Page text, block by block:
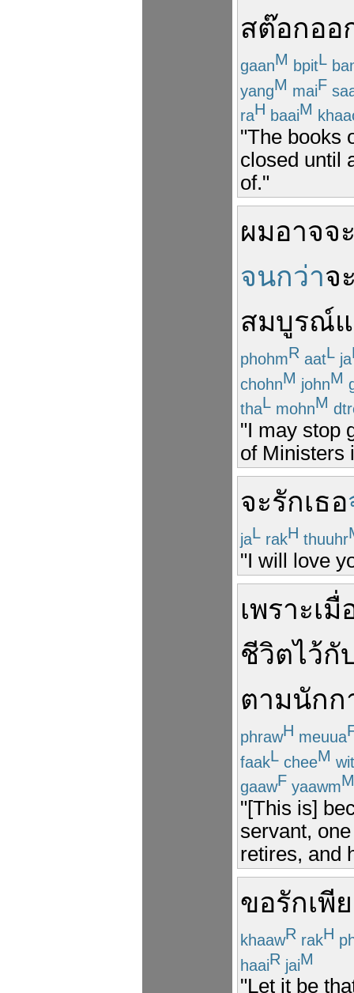
สต๊อกออ
gaanM bpitL
yangM maiF
raH baaiM
"The books
closed until
of."
ผมอาจจ
จนกว่าจ
สมบูรณ์
phohmR aatL ja
chohnM johnM
thaL mohnM
"I may stop
of Ministers
จะรักเธอ
jaL rakH thuuhr
"I will love
เพราะเมื่
ชีวิตไว้กั
ตามนักก
phrawH meuua
faakL cheeM wit
gaawF yaawmM
"[This is]
servant,
retires, and
ขอรักเพี
khaawR rakH
haaiR jaiM
"Let it be